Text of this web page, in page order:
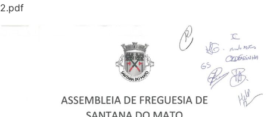
2.pdf